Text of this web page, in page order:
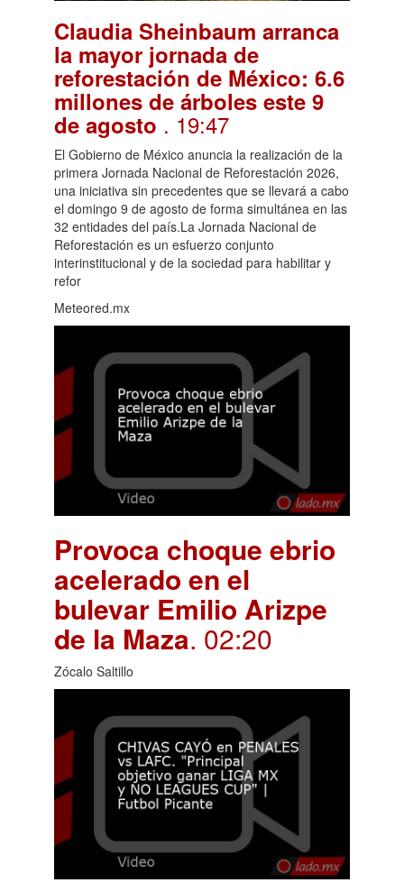
Claudia Sheinbaum arranca
la mayor jornada de
reforestación de México: 6.6
millones de árboles este 9
de agosto . 19:47
El Gobierno de México anuncia la realización de la
primera Jornada Nacional de Reforestación 2026,
una iniciativa sin precedentes que se llevará a cabo
el domingo 9 de agosto de forma simultánea en las
32 entidades del país.La Jornada Nacional de
Reforestación es un esfuerzo conjunto
interinstitucional y de la sociedad para habilitar y
refor
Meteored.mx
Provoca choque ebrio
acelerado en el
bulevar Emilio Arizpe
de la Maza. 02:20
Zócalo Saltillo